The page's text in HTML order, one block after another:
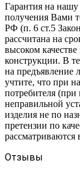
Гарантия на
получения Вами
РФ (п. 6 ст.5
рассчитана на
высоком
конструкции. В
на предъявление
учтите, что при
потребителя
неправильной
изделия не по
претензии по
рассматриваются
Отзывы